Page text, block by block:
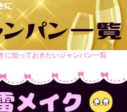
に知っておきたいジャンパン一覧